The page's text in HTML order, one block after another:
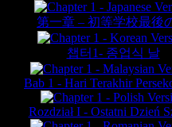
第一章 – 初等学校最後
챕터1- 종업식 날
Bab 1 - Hari Terakhir
Rozdział I - Ostatni Dzień